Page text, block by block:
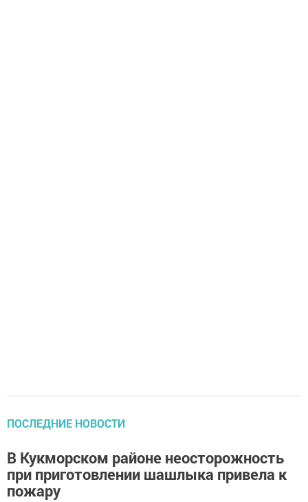
ПОСЛЕДНИЕ НОВОСТИ
В Кукморском районе неосторожность
при приготовлении шашлыка привела к
пожару